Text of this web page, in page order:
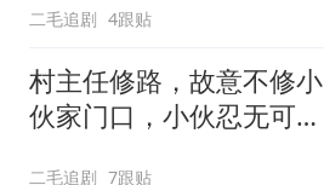
二毛追剧 4跟贴
村主任修路，故意不修小
伙家门口，小伙忍无可忍
二毛追剧 7跟贴